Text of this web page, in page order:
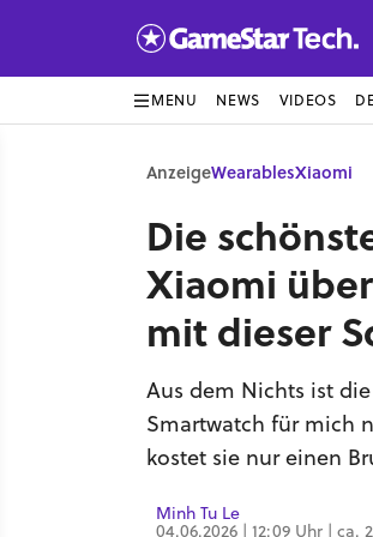
MENU NEWS VIDEOS
AnzeigeWearablesXiaomi
Die
Xiaomi
mit dieser
Aus dem Nichts ist
Smartwatch für mich
kostet sie nur einen
Minh Tu Le
04.06.2026 | 12:09 Uhr | ca.